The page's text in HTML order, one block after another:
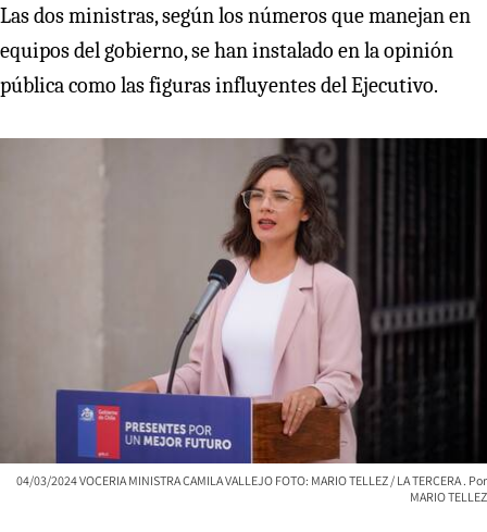
Las dos ministras, según los números que manejan en
equipos del gobierno, se han instalado en la opinión
pública como las figuras influyentes del Ejecutivo.
04/03/2024 VOCERIA MINISTRA CAMILA VALLEJO FOTO: MARIO TELLEZ / LA TERCERA
MARIO TELLEZ